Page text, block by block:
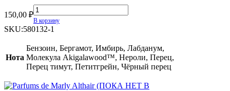
150,00 ₽
Parfums
De
Marly
quantity
В корзину
SKU:580132-1
Нота
Бензоин, Бергамот, Имбирь, Лабданум,
Молекула Akigalawood™, Нероли, Перец,
Перец тимут, Петитгрейн, Чёрный перец